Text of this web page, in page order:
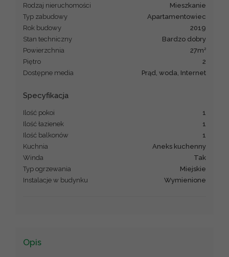
Rodzaj nieruchomości
mieszkanie
Typ zabudowy
apartamentowiec
Rok budowy
2019
Stan techniczny
Bardzo dobry
Powierzchnia
27m 2
Piętro
2
Dostępne media
prąd, woda, Internet
Specyfikacja
Ilość pokoi
1
Ilość łazienek
1
Ilość balkonów
1
Kuchnia
Aneks kuchenny
Winda
Tak
Typ ogrzewania
Miejskie
Instalacje w budynku
Wymienione
Opis